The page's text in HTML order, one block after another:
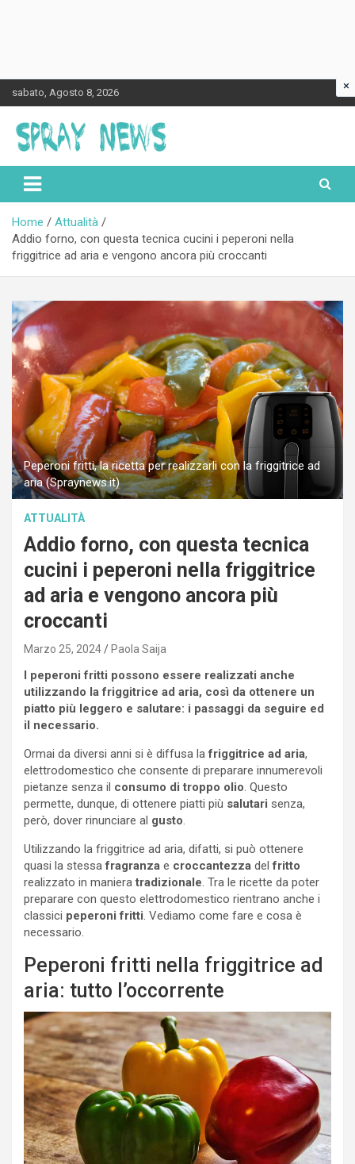
to
content
sabato, Agosto 8, 2026
Spraynews.it
Home
Attualità
Addio forno, con questa tecnica cucini i peperoni nella
friggitrice ad aria e vengono ancora più croccanti
Peperoni fritti, la ricetta per realizzarli con la friggitrice ad
aria (Spraynews.it)
ATTUALITÀ
Addio forno, con questa tecnica
cucini i peperoni nella friggitrice
ad aria e vengono ancora più
croccanti
Marzo 25, 2024 Paola Saija
I peperoni fritti possono essere realizzati anche
utilizzando la friggitrice ad aria, così da ottenere un
piatto più leggero e salutare: i passaggi da seguire ed
il necessario.
Ormai da diversi anni si è diffusa lafriggitrice ad aria,
elettrodomestico che consente di preparare innumerevoli
pietanze senza il consumo di troppo olio. Questo
permette, dunque, di ottenere piatti più salutari senza,
però, dover rinunciare al gusto.
Utilizzando la friggitrice ad aria, difatti, si può ottenere
quasi la stessafragranza e croccantezza delfritto
realizzato in manieratradizionale. Tra le ricette da poter
preparare con questo elettrodomestico rientrano anche i
classici peperoni fritti. Vediamo come fare e cosa è
necessario.
Peperoni fritti nella friggitrice ad
aria: tutto l’occorrente
×